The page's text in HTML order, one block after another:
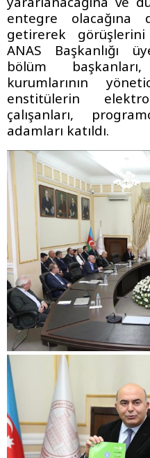
entegre olacağına
getirerek
ANAS Başkanlığı
bölüm
kurumlarının
enstitülerin
çalışanları,
adamları katıldı.